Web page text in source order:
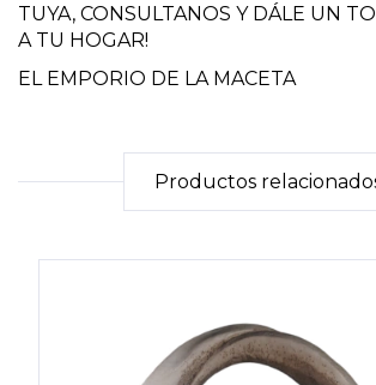
TUYA, CONSULTANOS Y DÁLE UN
A TU HOGAR!
EL EMPORIO DE LA MACETA
Productos